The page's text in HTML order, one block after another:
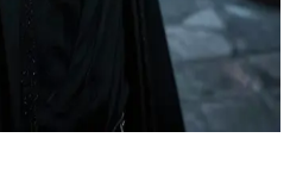
of een indringer die zijn
te midden van flesjes en
ontmoeting waarbij elk
intellect en loyaliteit.